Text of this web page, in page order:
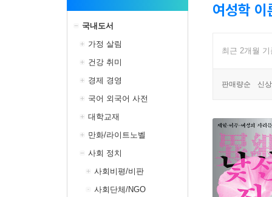
국내도서
가정 살림
건강 취미
경제 경영
국어 외국어 사전
대학교재
만화/라이트노벨
사회 정치
사회비평/비판
사회단체/NGO
여성학 이
최근 2개월
판매량순 신